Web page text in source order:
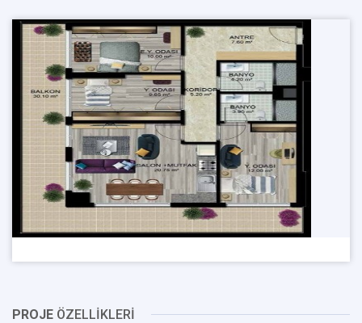
PROJE ÖZELLİKLERİ